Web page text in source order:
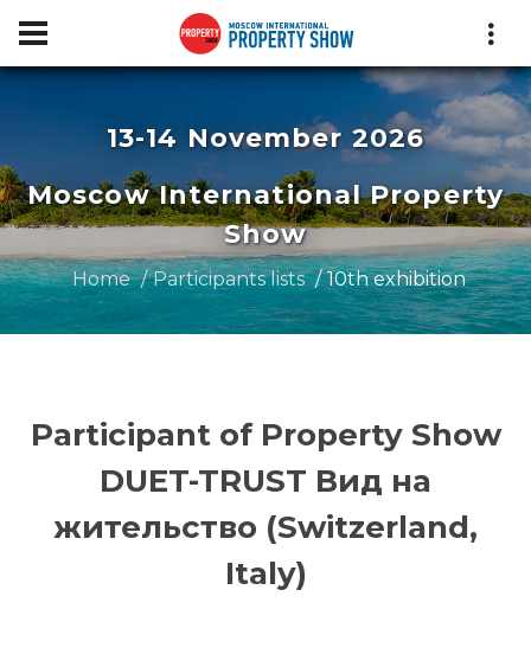
13-14 November 2026
Moscow International Property
Show
Home Participants lists 10th exhibition
Participant of Property Show
DUET-TRUST Вид на
жительство (Switzerland,
Italy)